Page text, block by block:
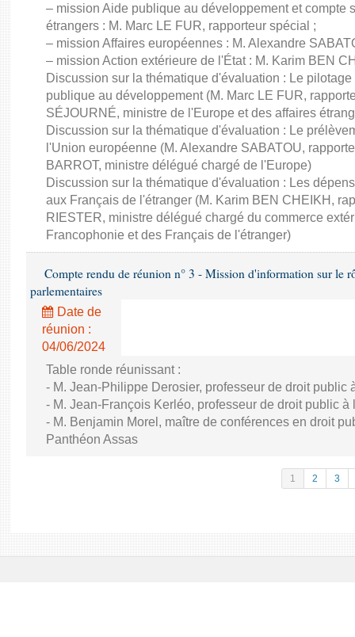
– mission Aide publique au développement et compte
étrangers : M. Marc LE FUR, rapporteur spécial ;
– mission Affaires européennes : M. Alexandre
– mission Action extérieure de l'État : M. Karim BEN
Discussion sur la thématique d'évaluation : Le
publique au développement (M. Marc LE FUR,
SÉJOURNÉ, ministre de l'Europe et des affaires
Discussion sur la thématique d'évaluation : Le
l'Union européenne (M. Alexandre SABATOU,
BARROT, ministre délégué chargé de l'Europe)
Discussion sur la thématique d'évaluation : Les
aux Français de l'étranger (M. Karim BEN CHEIKH,
RIESTER, ministre délégué chargé du commerce
Francophonie et des Français de l'étranger)
Compte rendu de réunion n° 3 - Mission d'information sur le
parlementaires
Date de
réunion :
04/06/2024
Table ronde réunissant :
- M. Jean-Philippe Derosier, professeur de droit public
- M. Jean-François Kerléo, professeur de droit public
- M. Benjamin Morel, maître de conférences en droit
Panthéon Assas
1 2 3